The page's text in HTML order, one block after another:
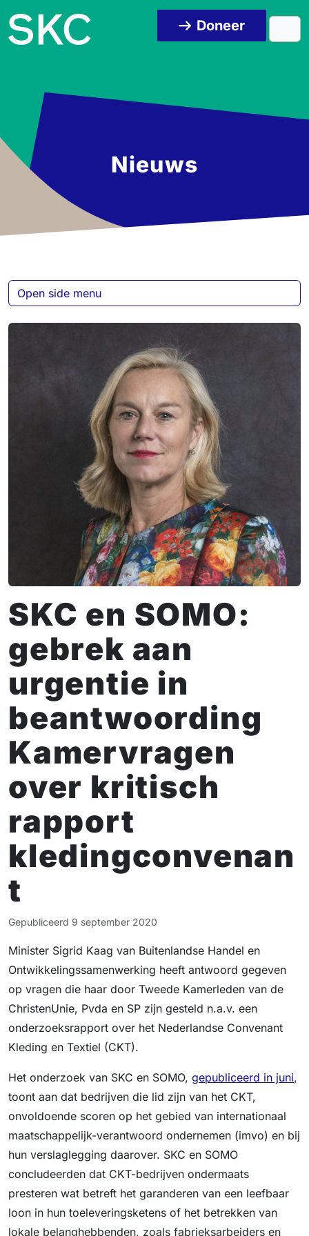
Doneer
Nieuws
SKC en SOMO:
gebrek aan
urgentie in
beantwoording
Kamervragen
over kritisch
rapport
kledingconvenan
t
Gepubliceerd 9 september 2020
Minister Sigrid Kaag van Buitenlandse Handel en
Ontwikkelingssamenwerking heeft antwoord gegeven
op vragen die haar door Tweede Kamerleden van de
ChristenUnie, Pvda en SP zijn gesteld n.a.v. een
onderzoeksrapport over het Nederlandse Convenant
Kleding en Textiel (CKT).
Het onderzoek van SKC en SOMO, gepubliceerd in juni,
toont aan dat bedrijven die lid zijn van het CKT,
onvoldoende scoren op het gebied van internationaal
maatschappelijk-verantwoord ondernemen (imvo) en bij
hun verslaglegging daarover. SKC en SOMO
concludeerden dat CKT-bedrijven ondermaats
presteren wat betreft het garanderen van een leefbaar
loon in hun toeleveringsketens of het betrekken van
lokale belanghebbenden, zoals fabrieksarbeiders en
Open side menu